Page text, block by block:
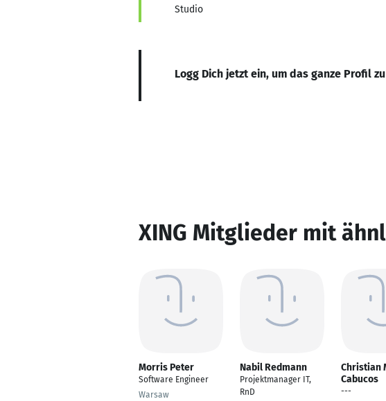
Studio
Logg Dich jetzt ein, um das ganze Profil
XING Mitglieder mit
Morris Peter
Software Engineer
Warsaw
Nabil Redmann
Projektmanager IT,
RnD
Christian
Cabucos
---